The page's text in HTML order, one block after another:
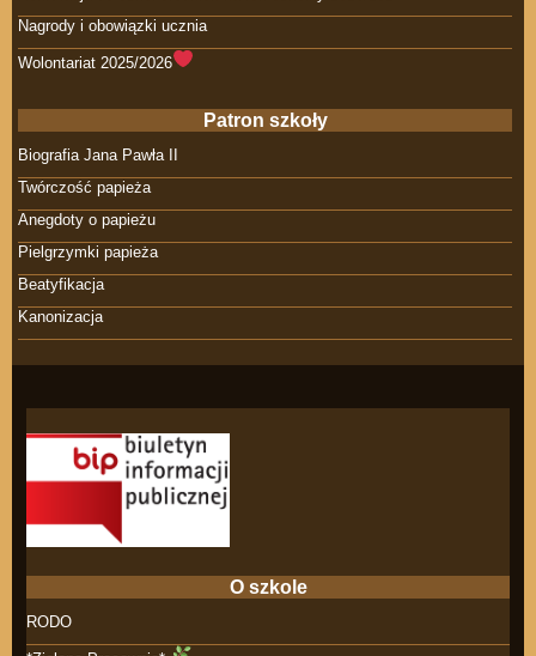
Nagrody i obowiązki ucznia
Wolontariat 2025/2026
Patron szkoły
Biografia Jana Pawła II
Twórczość papieża
Anegdoty o papieżu
Pielgrzymki papieża
Beatyfikacja
Kanonizacja
O szkole
RODO